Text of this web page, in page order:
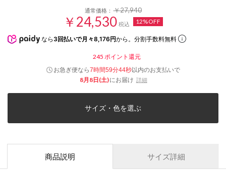
通常価格：￥27,940
￥24,530 税込 12%OFF
なら 3回払いで月々8,176円から。分割手数料無料
245 ポイント還元
お急ぎ便なら7時間59分44秒以内のお支払いで
8月8日(土)にお届け 詳細
サイズ・色を選ぶ
商品説明 サイズ詳細